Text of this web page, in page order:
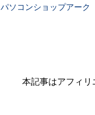
パソコンショップアーク
本記事はアフィ